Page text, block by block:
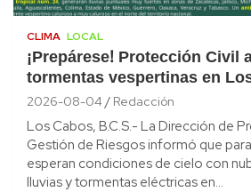
CLIMA LOCAL
¡Prepárese! Protección Civil
tormentas vespertinas en
2026-08-04 Redacción
Los Cabos, B.C.S.- La Dirección de
Gestión de Riesgos informó que
esperan condiciones de cielo con
lluvias y tormentas eléctricas en…